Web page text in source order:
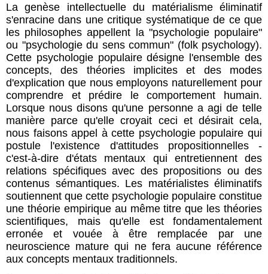
La genèse intellectuelle du matérialisme éliminatif
s'enracine dans une critique systématique de ce que
les philosophes appellent la "psychologie populaire"
ou "psychologie du sens commun" (folk psychology).
Cette psychologie populaire désigne l'ensemble des
concepts, des théories implicites et des modes
d'explication que nous employons naturellement pour
comprendre et prédire le comportement humain.
Lorsque nous disons qu'une personne a agi de telle
manière parce qu'elle croyait ceci et désirait cela,
nous faisons appel à cette psychologie populaire qui
postule l'existence d'attitudes propositionnelles -
c'est-à-dire d'états mentaux qui entretiennent des
relations spécifiques avec des propositions ou des
contenus sémantiques. Les matérialistes éliminatifs
soutiennent que cette psychologie populaire constitue
une théorie empirique au même titre que les théories
scientifiques, mais qu'elle est fondamentalement
erronée et vouée à être remplacée par une
neuroscience mature qui ne fera aucune référence
aux concepts mentaux traditionnels.